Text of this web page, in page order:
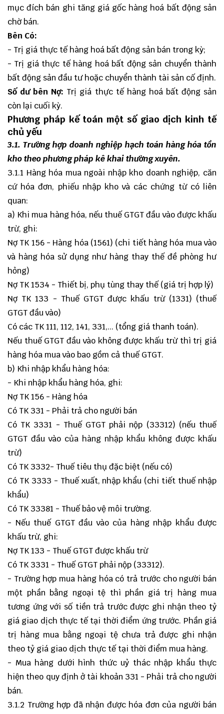
mục đích bán ghi tăng giá gốc hàng hoá bất động sản
chờ bán.
Bên Có:
- Trị giá thực tế hàng hoá bất động sản bán trong kỳ;
- Trị giá thực tế hàng hoá bất động sản chuyển thành
bất động sản đầu tư hoặc chuyển thành tài sản cố định.
Số dư bên Nợ: Trị giá thực tế hàng hoá bất động sản
còn lại cuối kỳ.
Phương pháp kế toán một số giao dịch kinh tế
chủ yếu
3.1. Trường hợp doanh nghiệp hạch toán hàng hóa tồn
kho theo phương pháp kê khai thường xuyên.
3.1.1 Hàng hóa mua ngoài nhập kho doanh nghiệp, căn
cứ hóa đơn, phiếu nhập kho và các chứng từ có liên
quan:
a) Khi mua hàng hóa, nếu thuế GTGT đầu vào được khấu
trừ, ghi:
Nợ TK 156 - Hàng hóa (1561) (chi tiết hàng hóa mua vào
và hàng hóa sử dụng như hàng thay thế đề phòng hư
hỏng)
Nợ TK 1534 - Thiết bị, phụ tùng thay thế (giá trị hợp lý)
Nợ TK 133 - Thuế GTGT được khấu trừ (1331) (thuế
GTGT đầu vào)
Có các TK 111, 112, 141, 331,... (tổng giá thanh toán).
Nếu thuế GTGT đầu vào không được khấu trừ thì trị giá
hàng hóa mua vào bao gồm cả thuế GTGT.
b) Khi nhập khẩu hàng hóa:
- Khi nhập khẩu hàng hóa, ghi:
Nợ TK 156 - Hàng hóa
Có TK 331 - Phải trả cho người bán
Có TK 3331 - Thuế GTGT phải nộp (33312) (nếu thuế
GTGT đầu vào của hàng nhập khẩu không được khấu
trừ)
Có TK 3332- Thuế tiêu thụ đặc biệt (nếu có)
Có TK 3333 - Thuế xuất, nhập khẩu (chi tiết thuế nhập
khẩu)
Có TK 33381 - Thuế bảo vệ môi trường.
- Nếu thuế GTGT đầu vào của hàng nhập khẩu được
khấu trừ, ghi:
Nợ TK 133 - Thuế GTGT được khấu trừ
Có TK 3331 - Thuế GTGT phải nộp (33312).
- Trường hợp mua hàng hóa có trả trước cho người bán
một phần bằng ngoại tệ thì phần giá trị hàng mua
tương ứng với số tiền trả trước được ghi nhận theo tỷ
giá giao dịch thực tế tại thời điểm ứng trước. Phần giá
trị hàng mua bằng ngoại tệ chưa trả được ghi nhận
theo tỷ giá giao dịch thực tế tại thời điểm mua hàng.
- Mua hàng dưới hình thức uỷ thác nhập khẩu thực
hiện theo quy định ở tài khoản 331 - Phải trả cho người
bán.
3.1.2 Trường hợp đã nhận được hóa đơn của người bán